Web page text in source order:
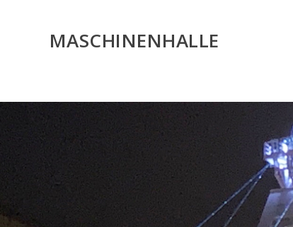
MASCHINENHALLE